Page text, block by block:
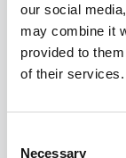
our social
may combine it
provided to
of their services.
Necessary
LEES